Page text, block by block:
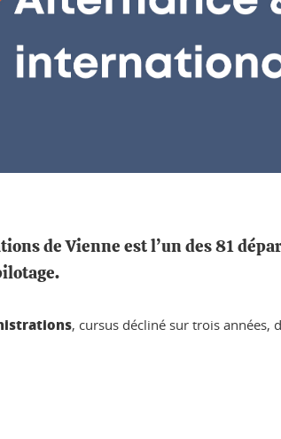
de Vienne est l’un des 81
, cursus décliné sur trois années,